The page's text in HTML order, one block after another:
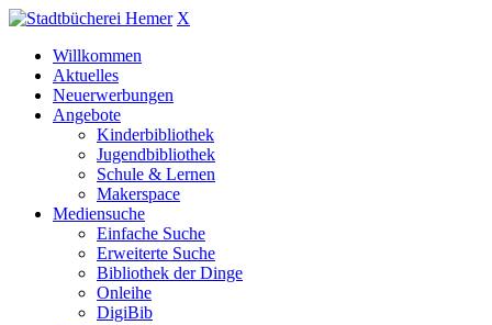
X
Willkommen
Aktuelles
Neuerwerbungen
Angebote
Kinderbibliothek
Jugendbibliothek
Schule & Lernen
Makerspace
Mediensuche
Einfache Suche
Erweiterte Suche
Bibliothek der Dinge
Onleihe
DigiBib